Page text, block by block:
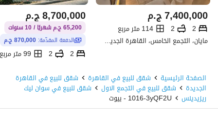
ج.م7,400,000
2
2
114 متر مربع
مايان، التجمع الخامس، القاهرة الجديدة، القاهرة
ج.م8,700,000
65,200 ج.م شهريًا / 10 سنوات
الدفعة المقدّمة: 870,000 ج.م
2
2
99 متر مربع
الصفحة الرئيسية
شقق للبيع في القاهرة شقق للبيع في القاهرة
الجديدة شقق للبيع في التجمع الاول شقق للبيع في سوان ليك
ريزيدينس 1016-3yQF2U - بيوت